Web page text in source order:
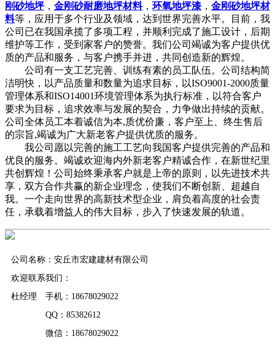
刚砂地坪， 金刚砂耐磨地坪材料， 环氧地坪漆 ， 金刚砂地坪材
料等，应用于多个行业及领域，达到世界完善水平。目前，我
公司已在我国承揽了多项工程，并顺利完成了施工设计，后期
维护等工作，受到家客户的赞誉。我们公司竭诚为客户提供优
质的产品和服务，与客户携手并进，共同创造新的辉煌。
公司有一支工艺完善、训练有素的员工队伍。公司结构简
洁明快，以产品质量和数量为追求目标，以ISO9001-2000质量
管理体系和ISO14001环境管理体系为执行标准，以符合客户
要求为目标，追求效率与发展的契合，力争做出持续的贡献。
公司全体员工本着诚信为本,质优价廉，客户至上、终生售后
的宗旨,竭诚为广大新老客户提供优质的服务。
我公司愿以完善的施工工艺向我国客户提供完善的产品和
优良的服务。竭诚欢迎海内外新老客户精诚合作，在新世纪里
共创辉煌！公司始终秉承客户就是上帝的原则，以先进技术共
享，双方合作共赢的新企业理念，使我们不断创新、超越自
我。一个走向世界的高新技术型企业，肩负着高度的社会责
任，承载着增益人的伟大目标，步入了快速发展的轨道。
公司名称：安丘市宏建建材有限公司
欢迎联系我们：
杜经理 手机：18678029022
QQ：85382612
微信：18678029022